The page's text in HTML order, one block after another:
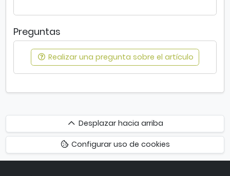
Preguntas
Realizar una pregunta sobre el artículo
Desplazar
hacia
arriba
Desplazar hacia arriba
Configurar uso de cookies